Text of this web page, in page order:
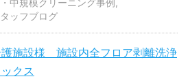
中規模クリーニング事例
ッフブログ
施設様 施設内全フロア剥離洗浄
クス